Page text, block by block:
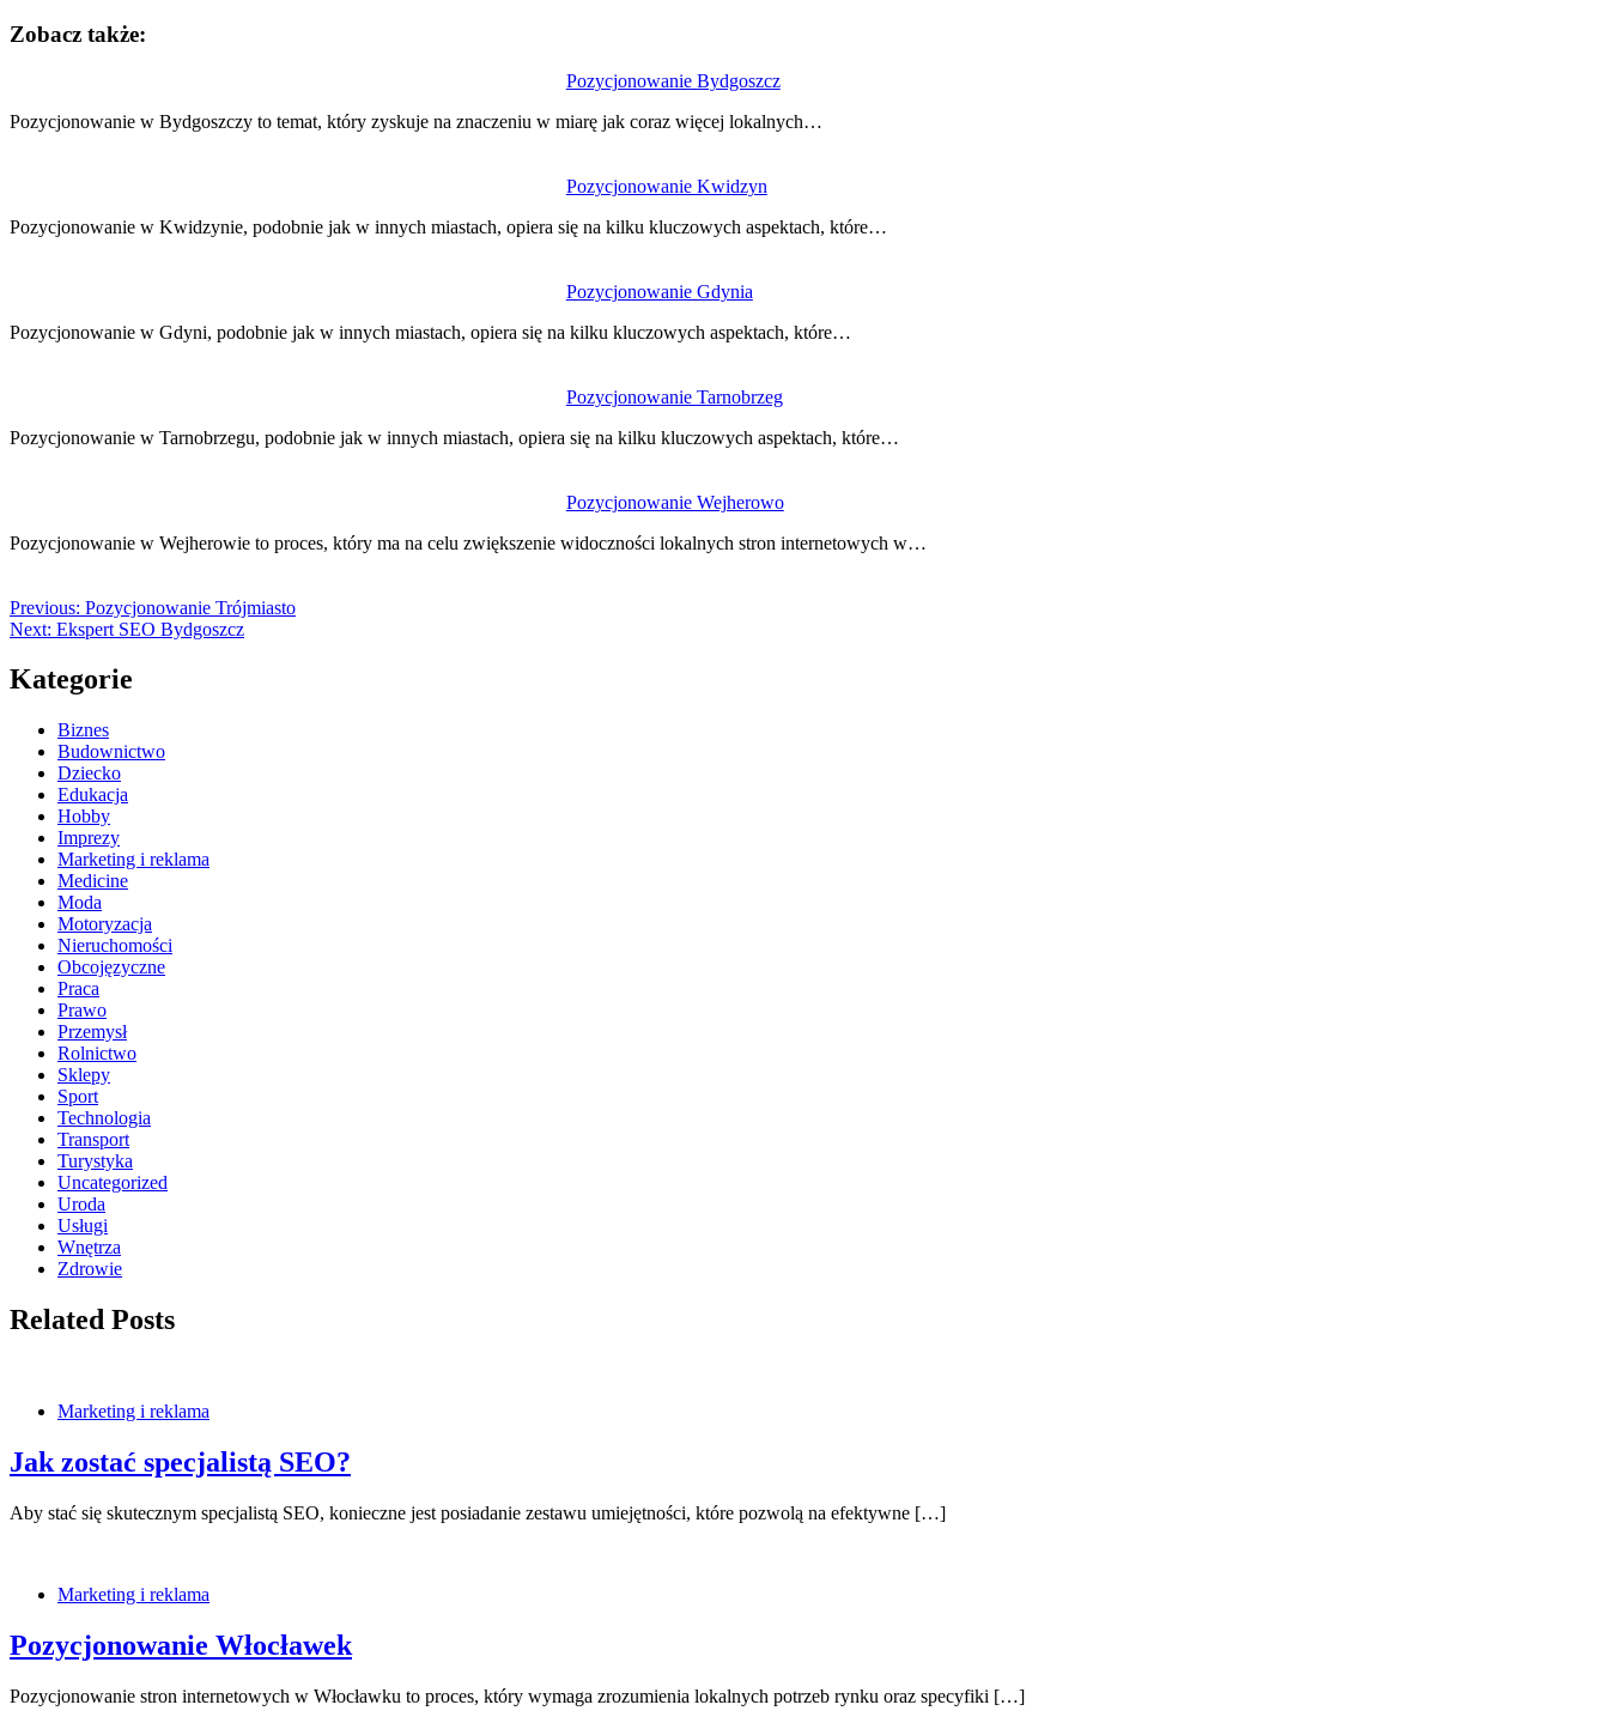
Zobacz także:
Pozycjonowanie Bydgoszcz
Pozycjonowanie w Bydgoszczy to temat, który zyskuje na znaczeniu w miarę jak coraz więcej lokalnych…
Pozycjonowanie Kwidzyn
Pozycjonowanie w Kwidzynie, podobnie jak w innych miastach, opiera się na kilku kluczowych aspektach, które…
Pozycjonowanie Gdynia
Pozycjonowanie w Gdyni, podobnie jak w innych miastach, opiera się na kilku kluczowych aspektach, które…
Pozycjonowanie Tarnobrzeg
Pozycjonowanie w Tarnobrzegu, podobnie jak w innych miastach, opiera się na kilku kluczowych aspektach, które…
Pozycjonowanie Wejherowo
Pozycjonowanie w Wejherowie to proces, który ma na celu zwiększenie widoczności lokalnych stron internetowych w…
wpisu
Previous: Pozycjonowanie Trójmiasto
Next: Ekspert SEO Bydgoszcz
Kategorie
Biznes
Budownictwo
Dziecko
Edukacja
Hobby
Imprezy
Marketing i reklama
Medicine
Moda
Motoryzacja
Nieruchomości
Obcojęzyczne
Praca
Prawo
Przemysł
Rolnictwo
Sklepy
Sport
Technologia
Transport
Turystyka
Uncategorized
Uroda
Usługi
Wnętrza
Zdrowie
Related Posts
Marketing i reklama
Jak zostać specjalistą SEO?
Aby stać się skutecznym specjalistą SEO, konieczne jest posiadanie zestawu umiejętności, które pozwolą na efektywne […]
Marketing i reklama
Pozycjonowanie Włocławek
Pozycjonowanie stron internetowych w Włocławku to proces, który wymaga zrozumienia lokalnych potrzeb rynku oraz specyfiki […]